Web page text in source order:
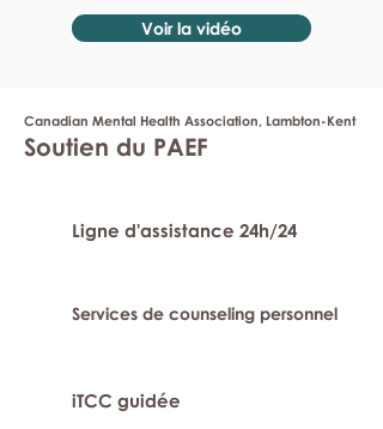
Voir la vidéo
Canadian Mental Health Association, Lambton-Kent
Soutien du PAEF
Ligne d'assistance 24h/24
Services de counseling personnel
iTCC guidée